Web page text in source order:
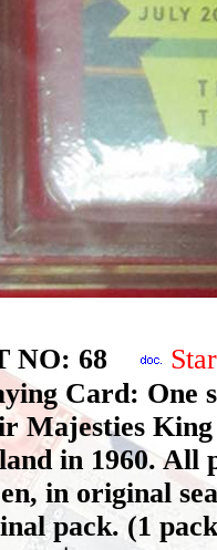
NO: 68
Card: One
Majesties
in 1960. All
in original
pack. (1